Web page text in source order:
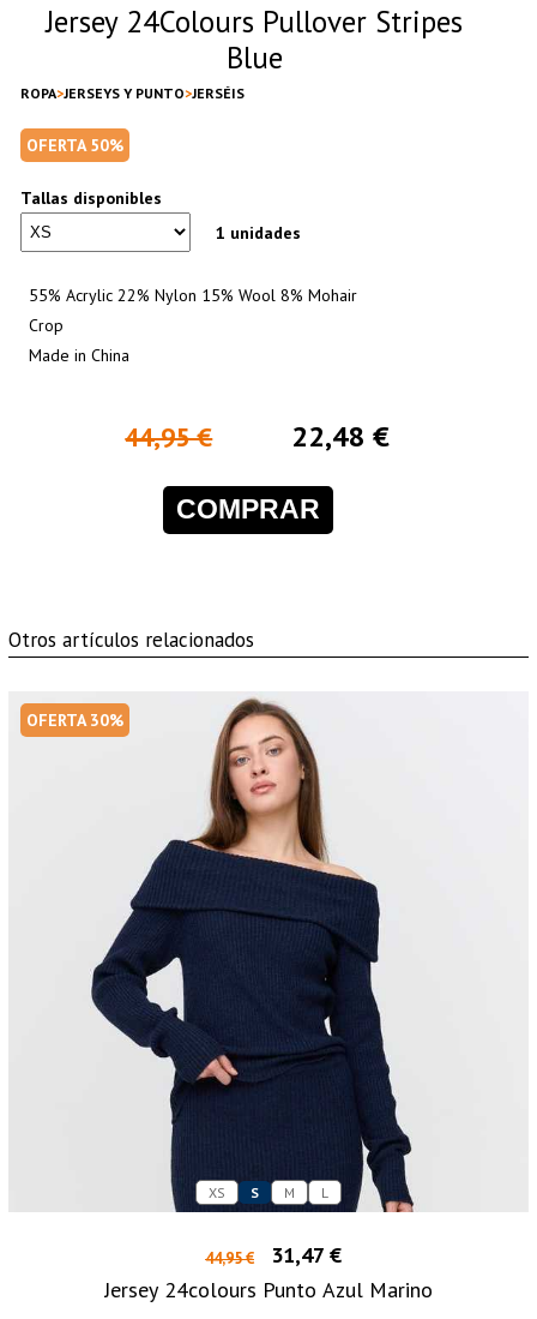
Jersey 24Colours Pullover Stripes
Blue
ROPA JERSEYS Y PUNTO JERSÉIS
OFERTA 50%
Tallas disponibles
1 unidades
55% Acrylic 22% Nylon 15% Wool 8% Mohair
Crop
Made in China
44,95 € 22,48 €
COMPRAR
Otros artículos relacionados
OFERTA 30%
XS S M L
44,95 €
31,47 €
Jersey 24colours Punto Azul Marino